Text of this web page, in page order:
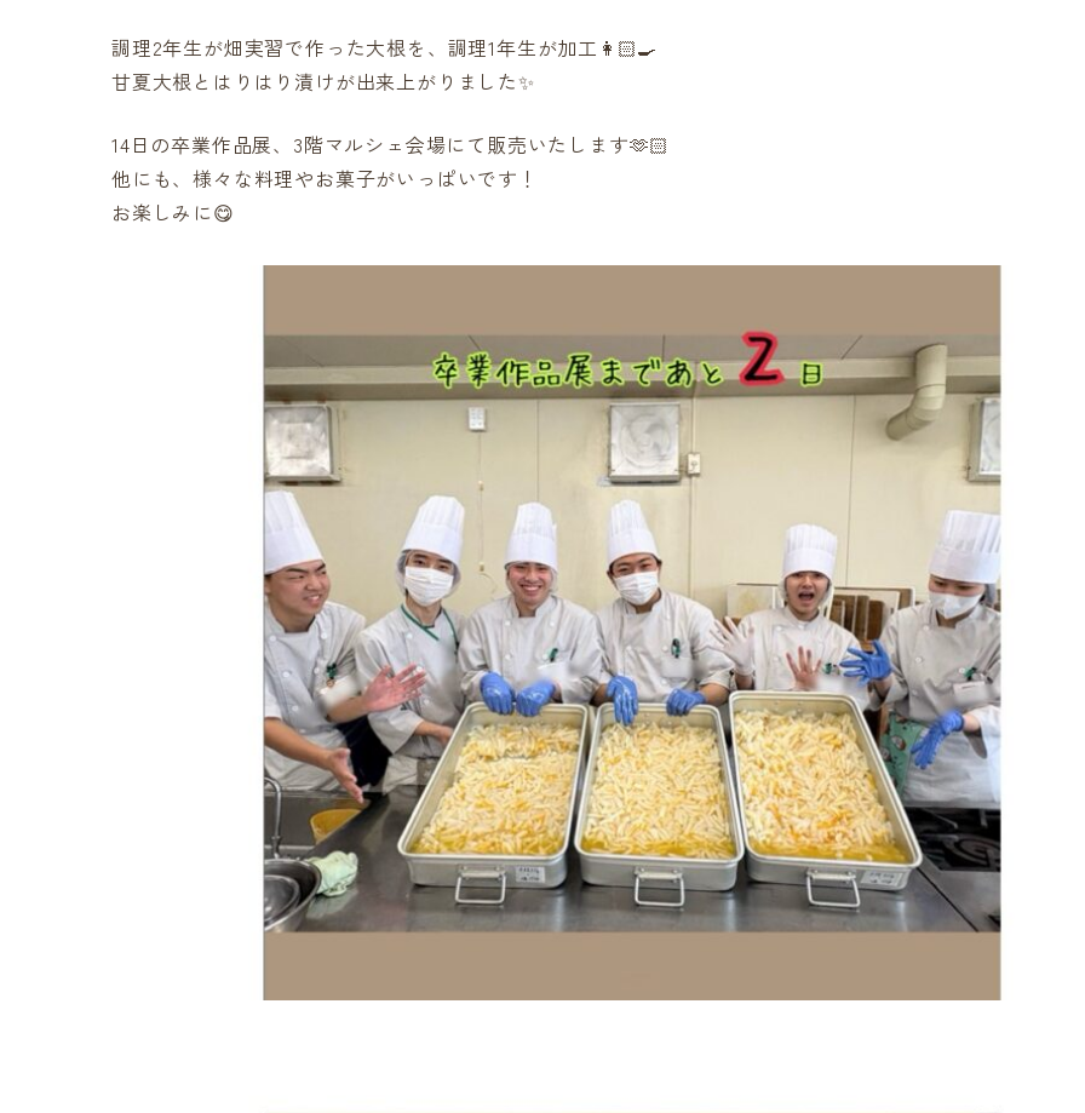
調理2年生が畑実習で作った大根を、調理1年生が加工👩🏻‍🍳
甘夏大根とはりはり漬けが出来上がりました✨
14日の卒業作品展、3階マルシェ会場にて販売いたします🫶🏻
他にも、様々な料理やお菓子がいっぱいです！
お楽しみに😋